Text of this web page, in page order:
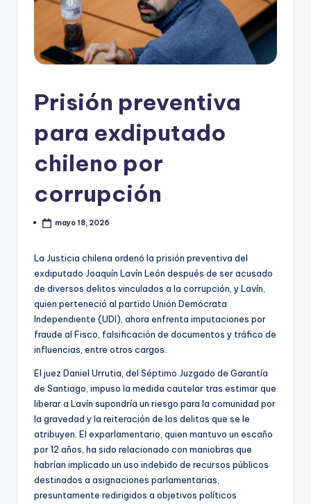
Prisión preventiva
para exdiputado
chileno por
corrupción
mayo 18, 2026
La Justicia chilena ordenó la prisión preventiva del
exdiputado Joaquín Lavín León después de ser acusado
de diversos delitos vinculados a la corrupción, y Lavín,
quien perteneció al partido Unión Demócrata
Independiente (UDI), ahora enfrenta imputaciones por
fraude al Fisco, falsificación de documentos y tráfico de
influencias, entre otros cargos.
El juez Daniel Urrutia, del Séptimo Juzgado de Garantía
de Santiago, impuso la medida cautelar tras estimar que
liberar a Lavín supondría un riesgo para la comunidad por
la gravedad y la reiteración de los delitos que se le
atribuyen. El exparlamentario, quien mantuvo un escaño
por 12 años, ha sido relacionado con maniobras que
habrían implicado un uso indebido de recursos públicos
destinados a asignaciones parlamentarias,
presuntamente redirigidos a objetivos políticos